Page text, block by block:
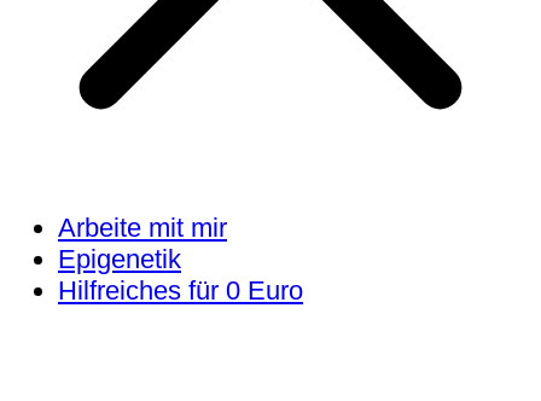
Arbeite mit mir
Epigenetik
Hilfreiches für 0 Euro